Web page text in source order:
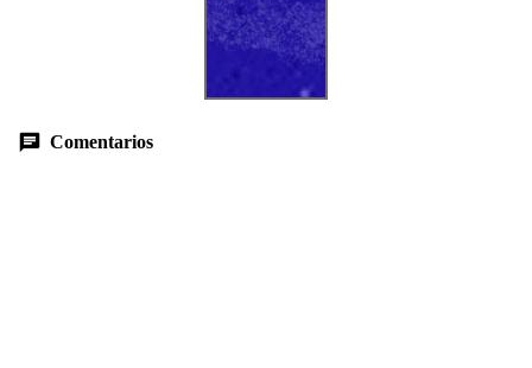
Comentarios